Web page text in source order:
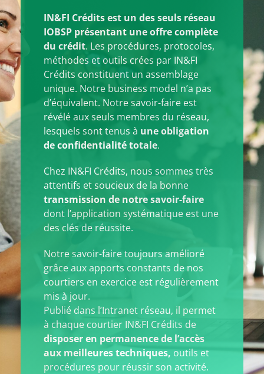
IN&FI Crédits est un des seuls réseau
IOBSP présentant une offre complète
du crédit. Les procédures, protocoles,
méthodes et outils crées par IN&FI
Crédits constituent un assemblage
unique. Notre business model n’a pas
d’équivalent. Notre savoir-faire est
révélé aux seuls membres du réseau,
lesquels sont tenus à une obligation
de confidentialité totale.
Chez IN&FI Crédits, nous sommes très
attentifs et soucieux de la bonne
transmission de notre savoir-faire
dont l’application systématique est une
des clés de réussite.
Notre savoir-faire toujours amélioré
grâce aux apports constants de nos
courtiers en exercice est régulièrement
mis à jour.
Publié dans l’Intranet réseau, il permet
à chaque courtier IN&FI Crédits de
disposer en permanence de l’accès
aux meilleures techniques,outils et
procédures pour réussir son activité.